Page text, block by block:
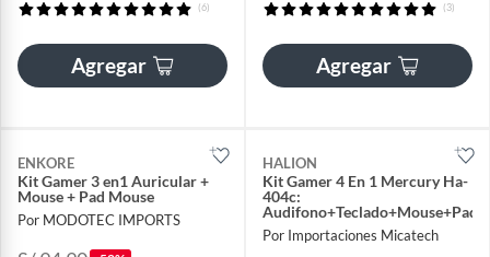
(6)
Agregar
(3)
Agregar
ENKORE
Kit Gamer 3 en1 Auricular +
Mouse + Pad Mouse
Por MODOTEC IMPORTS
HALION
Kit Gamer 4 En 1 Mercury Ha-
404c:
Audifono+Teclado+Mouse+Pad
Por Importaciones Micatech